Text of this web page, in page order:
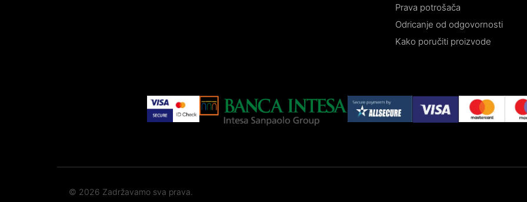
Prava potrošača
Odricanje od odgovornosti
Kako poručiti proizvode
© 2026 Zadržavamo sva prava.